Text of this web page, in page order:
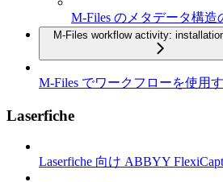
M-Files のメタデータ構造
M-Files workflow activity:
M-Files でワークフローを使用
Laserfiche
Laserfiche 向け ABBYY